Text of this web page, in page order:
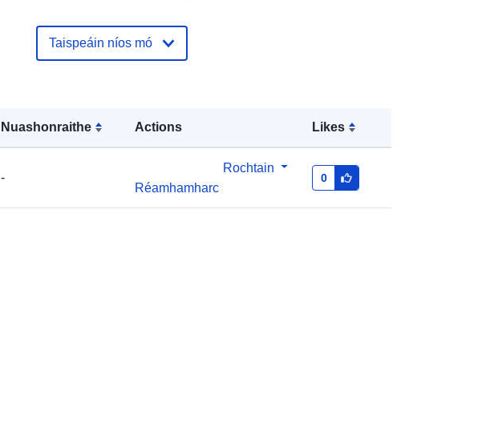
Nuashonraithe Actions Likes
-
Rochtain
Réamhamharc
0
bei-freistadt-2015-gemeinde
Taispeáin níos mó